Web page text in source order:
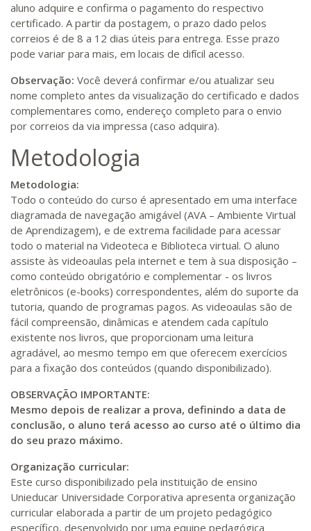
aluno adquire e confirma o pagamento do respectivo
certificado. A partir da postagem, o prazo dado pelos
correios é de 8 a 12 dias úteis para entrega. Esse prazo
pode variar para mais, em locais de difícil acesso.
Observação: Você deverá confirmar e/ou atualizar seu
nome completo antes da visualização do certificado e dados
complementares como, endereço completo para o envio
por correios da via impressa (caso adquira).
Metodologia
Metodologia:
Todo o conteúdo do curso é apresentado em uma interface
diagramada de navegação amigável (AVA – Ambiente Virtual
de Aprendizagem), e de extrema facilidade para acessar
todo o material na Videoteca e Biblioteca virtual. O aluno
assiste às videoaulas pela internet e tem à sua disposição –
como conteúdo obrigatório e complementar - os livros
eletrônicos (e-books) correspondentes, além do suporte da
tutoria, quando de programas pagos. As videoaulas são de
fácil compreensão, dinâmicas e atendem cada capítulo
existente nos livros, que proporcionam uma leitura
agradável, ao mesmo tempo em que oferecem exercícios
para a fixação dos conteúdos (quando disponibilizado).
OBSERVAÇÃO IMPORTANTE:
Mesmo depois de realizar a prova, definindo a data de
conclusão, o aluno terá acesso ao curso até o último dia
do seu prazo máximo.
Organização curricular:
Este curso disponibilizado pela instituição de ensino
Unieducar Universidade Corporativa apresenta organização
curricular elaborada a partir de um projeto pedagógico
específico, desenvolvido por uma equipe pedagógica